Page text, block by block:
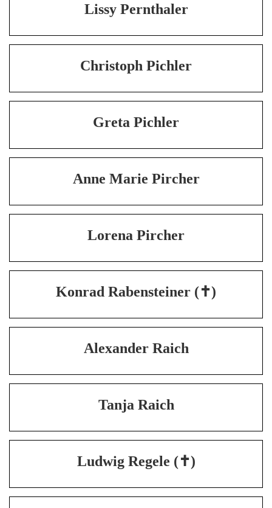
Lissy Pernthaler
Christoph Pichler
Greta Pichler
Anne Marie Pircher
Lorena Pircher
Konrad Rabensteiner (✝)
Alexander Raich
Tanja Raich
Ludwig Regele (✝)